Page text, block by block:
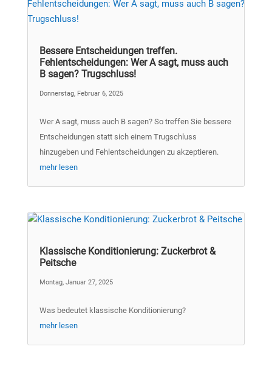
Bessere Entscheidungen treffen.
Fehlentscheidungen: Wer A sagt, muss auch
B sagen? Trugschluss!
Donnerstag, Februar 6, 2025
Wer A sagt, muss auch B sagen? So treffen Sie bessere
Entscheidungen statt sich einem Trugschluss
hinzugeben und Fehlentscheidungen zu akzeptieren.
mehr lesen
Klassische Konditionierung: Zuckerbrot &
Peitsche
Montag, Januar 27, 2025
Was bedeutet klassische Konditionierung?
mehr lesen